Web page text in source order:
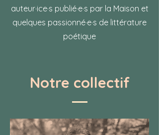
auteur·ice·s publié·e·s par la Maison et
quelques passionné·e·s de littérature
poétique
Notre collectif